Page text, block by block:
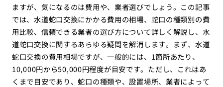
ますが、気になるのは費用や、業者選びでしょう。この記事
では、水道蛇口交換にかかる費用の相場、蛇口の種類別の費
用比較、信頼できる業者の選び方について詳しく解説し、水
道蛇口交換に関するあらゆる疑問を解消します。まず、水道
蛇口交換の費用相場ですが、一般的には、1箇所あたり、
10,000円から50,000円程度が目安です。ただし、これはあ
くまで目安であり、蛇口の種類や、設置場所、業者によって